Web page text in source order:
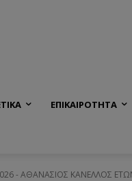
ΕΠΙΚΑΙΡΟΤΗΤΑ
- ΑΘΑΝΑΣΙΟΣ ΚΑΝΕΛΛΟΣ